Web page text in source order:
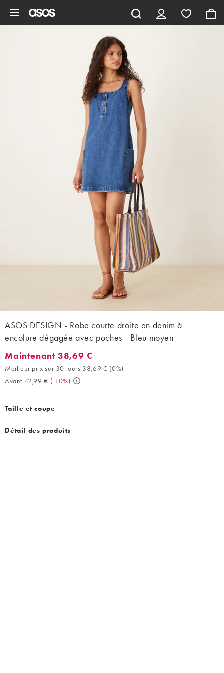
ASOS DESIGN - Robe courte droite en denim à
encolure dégagée avec poches - Bleu moyen
Maintenant 38,69 €. Meilleur prix sur 30 jours 38,69 € (0%).
Maintenant 38,69 €
Meilleur prix sur 30 jours 38,69 € (0%)
Avant 42,99 € (-10%)
Taille et coupe
Détail des produits